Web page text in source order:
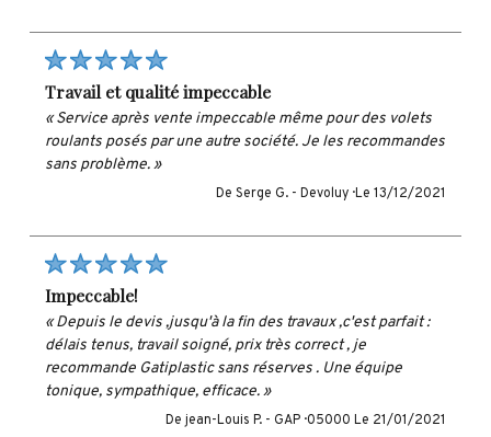
travail et qualité impeccable
« Service après vente impeccable même pour des volets
roulants posés par une autre société. Je les recommandes
sans problème. »
De Serge G. - Devoluy ·Le 13/12/2021
impeccable!
« Depuis le devis ,jusqu'à la fin des travaux ,c'est parfait :
délais tenus, travail soigné, prix très correct , je
recommande Gatiplastic sans réserves . Une équipe
tonique, sympathique, efficace. »
De jean-Louis P. - GAP · 05000 Le 21/01/2021